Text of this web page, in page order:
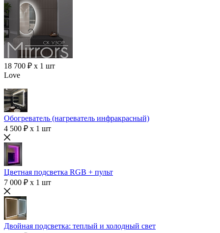
18 700 ₽ x 1 шт
Love
Обогреватель (нагреватель инфракрасный)
4 500 ₽ x 1 шт
Цветная подсветка RGB + пульт
7 000 ₽ x 1 шт
Двойная подсветка: теплый и холодный свет